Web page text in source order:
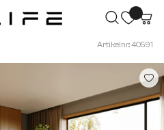
Artikelnr.: 40591